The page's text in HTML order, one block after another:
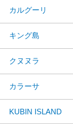
カルグーリ
キング島
クヌヌラ
カラーサ
KUBIN ISLAND